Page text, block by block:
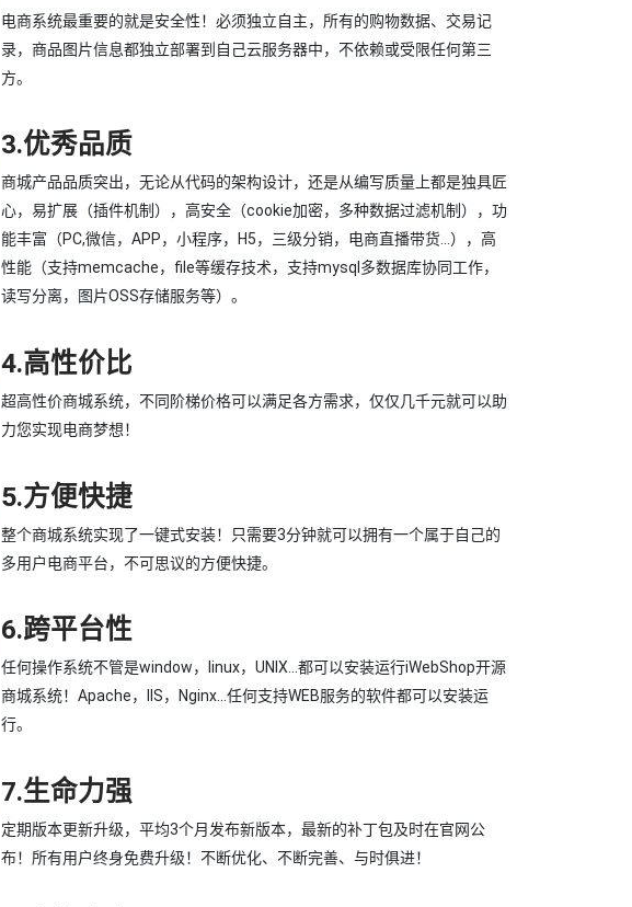
电商系统最重要的就是安全性！必须独立自主，所有的购物数据、交易记
录，商品图片信息都独立部署到自己云服务器中，不依赖或受限任何第三
方。
3.优秀品质
商城产品品质突出，无论从代码的架构设计，还是从编写质量上都是独具匠
心，易扩展（插件机制），高安全（cookie加密，多种数据过滤机制），功
能丰富（PC,微信，APP，小程序，H5，三级分销，电商直播带货...），高
性能（支持memcache，file等缓存技术，支持mysql多数据库协同工作，
读写分离，图片OSS存储服务等）。
4.高性价比
超高性价商城系统，不同阶梯价格可以满足各方需求，仅仅几千元就可以助
力您实现电商梦想！
5.方便快捷
整个商城系统实现了一键式安装！只需要3分钟就可以拥有一个属于自己的
多用户电商平台，不可思议的方便快捷。
6.跨平台性
任何操作系统不管是window，linux，UNIX...都可以安装运行iWebShop开源
商城系统！Apache，IIS，Nginx...任何支持WEB服务的软件都可以安装运
行。
7.生命力强
定期版本更新升级，平均3个月发布新版本，最新的补丁包及时在官网公
布！所有用户终身免费升级！不断优化、不断完善、与时俱进！